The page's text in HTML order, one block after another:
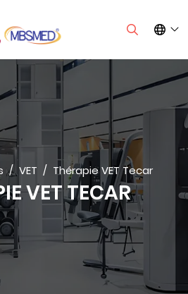
VET Thérapie VET Tecar
VET TECAR